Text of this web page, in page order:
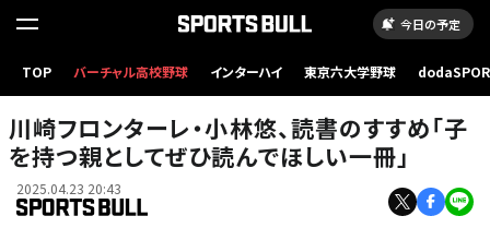
今日の予定
TOP バーチャル高校野球 インターハイ 東京六大学野球
川崎フロンターレ・小林悠、読書のすすめ「子
を持つ親としてぜひ読んでほしい一冊」
2025.04.23 20:43